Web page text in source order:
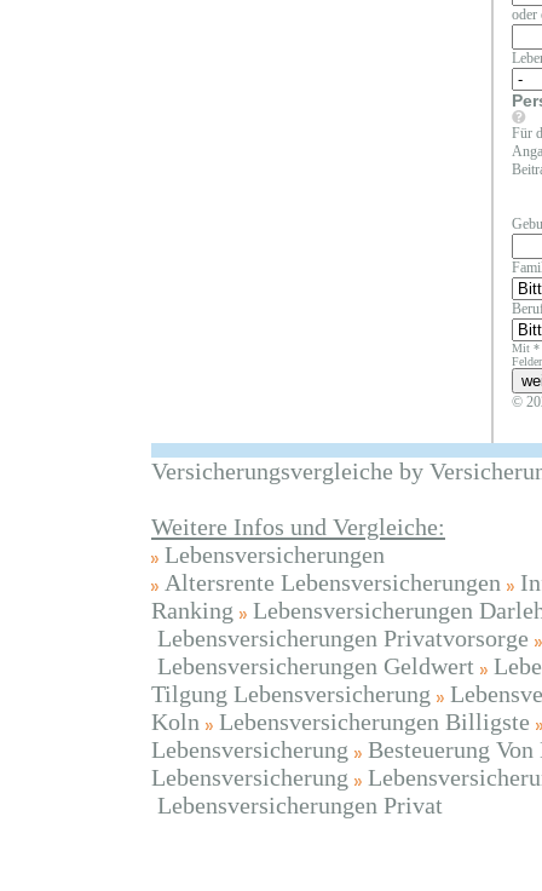
oder
Für
Mit *
©
Versicherungsvergleiche by
Weitere Infos und Vergleiche:
Lebensversicherungen
Altersrente Lebensversicherungen
Ranking
Lebensversicherungen
Lebensversicherungen Privatvorsorge
Lebensversicherungen Geldwert
Tilgung Lebensversicherung
Koln
Lebensversicherungen Billigste
Lebensversicherung
Besteuerung
Lebensversicherung
Lebensversicherungen Privat